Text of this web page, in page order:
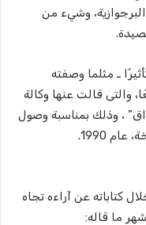
وشيء من
ـ مثلما وصفته
والتى قالت عنها وكالة
، وذلك بمناسبة وصول
كتاباته عن آراءه تجاه
ما قاله: